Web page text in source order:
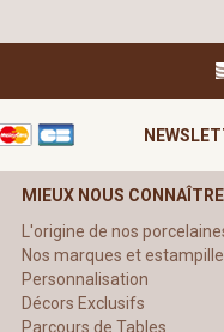
MIEUX NOUS CONNAÎTRE
L'origine de nos
Nos marques et
Personnalisation
Décors Exclusifs
Parcours de Tables